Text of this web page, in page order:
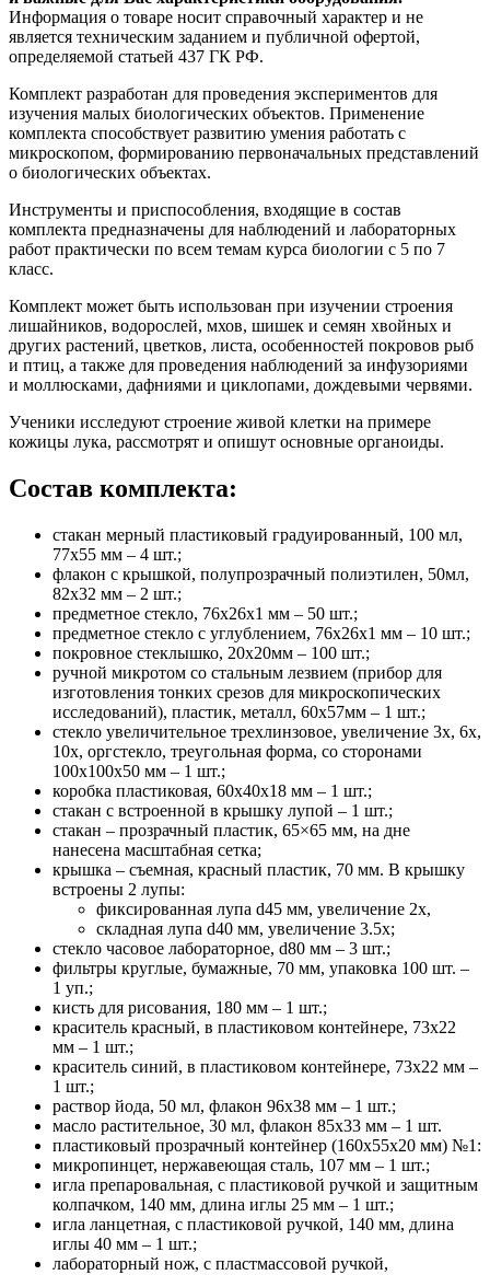
Информация о товаре носит справочный характер и не
является техническим заданием и публичной офертой,
определяемой статьей 437 ГК РФ.
Комплект разработан для проведения экспериментов для
изучения малых биологических объектов. Применение
комплекта способствует развитию умения работать с
микроскопом, формированию первоначальных представлений
о биологических объектах.
Инструменты и приспособления, входящие в состав
комплекта предназначены для наблюдений и лабораторных
работ практически по всем темам курса биологии с 5 по 7
класс.
Комплект может быть использован при изучении строения
лишайников, водорослей, мхов, шишек и семян хвойных и
других растений, цветков, листа, особенностей покровов рыб
и птиц, а также для проведения наблюдений за инфузориями
и моллюсками, дафниями и циклопами, дождевыми червями.
Ученики исследуют строение живой клетки на примере
кожицы лука, рассмотрят и опишут основные органоиды.
Состав комплекта:
стакан мерный пластиковый градуированный, 100 мл,
77х55 мм – 4 шт.;
флакон с крышкой, полупрозрачный полиэтилен, 50мл,
82х32 мм – 2 шт.;
предметное стекло, 76х26х1 мм – 50 шт.;
предметное стекло с углублением, 76х26х1 мм – 10 шт.;
покровное стеклышко, 20х20мм – 100 шт.;
ручной микротом со стальным лезвием (прибор для
изготовления тонких срезов для микроскопических
исследований), пластик, металл, 60х57мм – 1 шт.;
стекло увеличительное трехлинзовое, увеличение 3х, 6х,
10х, оргстекло, треугольная форма, со сторонами
100х100х50 мм – 1 шт.;
коробка пластиковая, 60х40х18 мм – 1 шт.;
стакан с встроенной в крышку лупой – 1 шт.;
стакан – прозрачный пластик, 65×65 мм, на дне
нанесена масштабная сетка;
крышка – съемная, красный пластик, 70 мм. В крышку
встроены 2 лупы:
фиксированная лупа d45 мм, увеличение 2x,
складная лупа d40 мм, увеличение 3.5x;
стекло часовое лабораторное, d80 мм – 3 шт.;
фильтры круглые, бумажные, 70 мм, упаковка 100 шт. –
1 уп.;
кисть для рисования, 180 мм – 1 шт.;
краситель красный, в пластиковом контейнере, 73х22
мм – 1 шт.;
краситель синий, в пластиковом контейнере, 73х22 мм –
1 шт.;
раствор йода, 50 мл, флакон 96х38 мм – 1 шт.;
масло растительное, 30 мл, флакон 85х33 мм – 1 шт.
пластиковый прозрачный контейнер (160х55х20 мм) №1:
микропинцет, нержавеющая сталь, 107 мм – 1 шт.;
игла препаровальная, с пластиковой ручкой и защитным
колпачком, 140 мм, длина иглы 25 мм – 1 шт.;
игла ланцетная, с пластиковой ручкой, 140 мм, длина
иглы 40 мм – 1 шт.;
лабораторный нож, с пластмассовой ручкой,